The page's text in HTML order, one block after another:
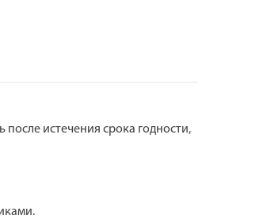
после истечения срока годности,